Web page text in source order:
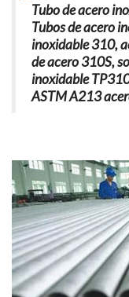
Tubo de acero
Tubos de acero
inoxidable 310,
de acero 310S,
inoxidable
ASTM A213